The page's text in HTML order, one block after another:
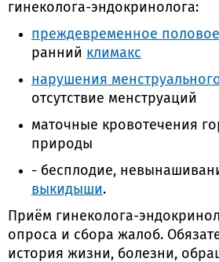
гинеколога-эндокринолога:
преждевременное
ранний климакс
нарушения
отсутствие менструаций
маточные кровотечения
природы
- бесплодие,
выкидыши.
Приём гинеколога-
опроса и сбора жалоб.
история жизни, болезни,